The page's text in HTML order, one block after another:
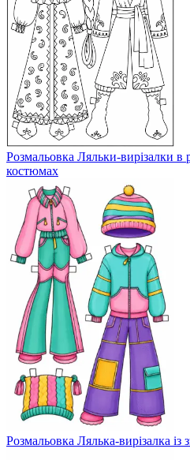
Розмальовка Ляльки-вирізалки в
костюмах
Розмальовка Лялька-вирізалка